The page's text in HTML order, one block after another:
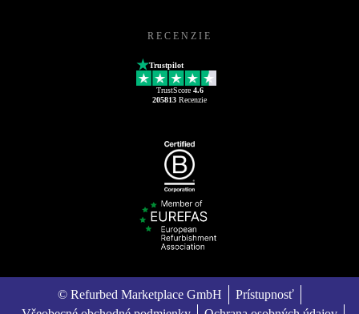
RECENZIE
Trustpilot
TrustScore 4.6
205813 Recenzie
© Refurbed Marketplace GmbH
Prístupnosť